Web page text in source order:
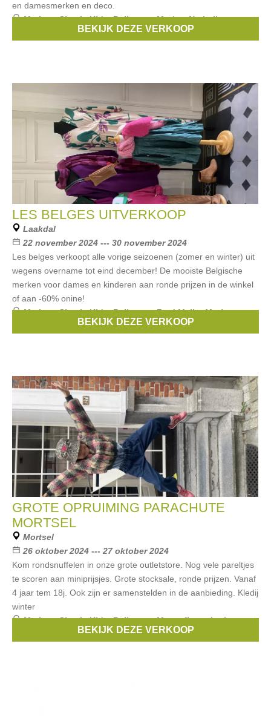
en damesmerken en deco.
Merken:Simple Kids,Bellerose,Morley,Nathalie
Pluto, ...
BEKIJK DEZE VERKOOP
LES BELGES UITVERKOOP
Laakdal
22 november 2024 --- 30 november 2024
Les belges verkoopt alle vorige seizoenen (zomer en winter) uit
wegens overname tot eind december! De mooiste Belgische
merken voor dames en kinderen aan ronde prijzen in de winkel
of aan -60% onine!
Merken:Simple Kids,Bellerose,Fred Mello,Morley,
Nathalie Vleeschouwer, ...
BEKIJK DEZE VERKOOP
GROTE OPRUIMING PARACHUTE
MORTSEL
Mortsel
26 oktober 2024 --- 27 oktober 2024
Kom rondsnuffelen in onze grote outletstore. Nog vele pareltjes
te scoren aan miniprijsjes. Grote stocksale, ronde prijzen. Vanaf
4 jaar tem 18j. Ook zijn er samenstelden in de aanbieding. Kledij
winter
Merken:Simple Kids,Bellerose,Maan,finger in the nose,
, ...
BEKIJK DEZE VERKOOP